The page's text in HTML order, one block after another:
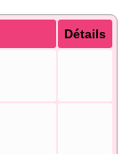
Détails